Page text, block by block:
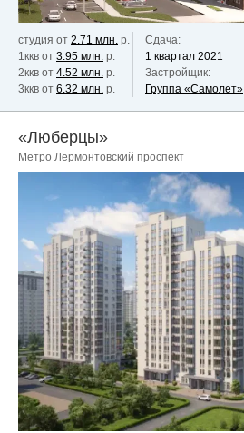
студия от 2.71 млн. р.
1ккв от 3.95 млн. р.
2ккв от 4.52 млн. р.
3ккв от 6.32 млн. р.
Сдача:
1 квартал 2021
Застройщик:
Группа «Самолет»
«Люберцы»
Метро Лермонтовский проспект